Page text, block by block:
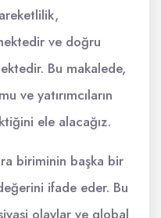
ve doğru
Bu makalede,
ve yatırımcıların
ele alacağız.
biriminin başka bir
ifade eder. Bu
olaylar ve global